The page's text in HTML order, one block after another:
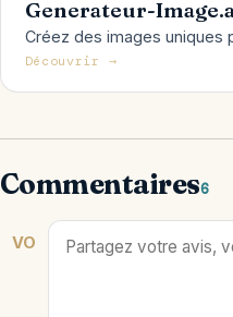
Generateur-
Créez des images uniques
Découvrir →
Commentaires6
VO